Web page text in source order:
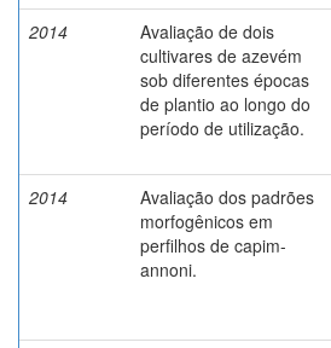
2014
Avaliação de dois
cultivares de azevém
sob diferentes épocas
de plantio ao longo do
período de utilização.
2014
Avaliação dos padrões
morfogênicos em
perfilhos de capim-
annoni.